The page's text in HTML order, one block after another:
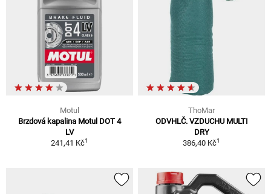
Motul
Brzdová kapalina Motul DOT 4
LV
241,41 Kč1
ThoMar
ODVHLČ. VZDUCHU MULTI
DRY
386,40 Kč1